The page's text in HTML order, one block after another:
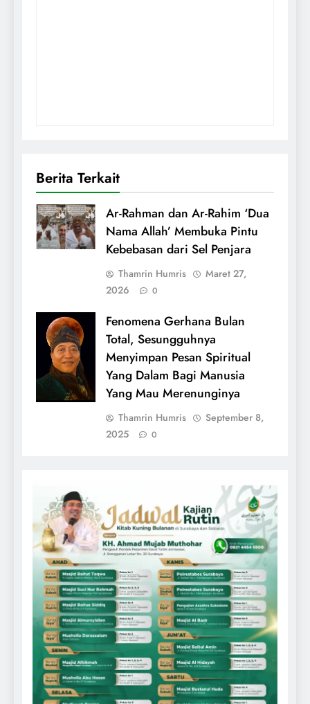
Berita Terkait
Ar-Rahman dan Ar-Rahim ‘Dua
Nama Allah’ Membuka Pintu
Kebebasan dari Sel Penjara
Thamrin Humris
Maret 27,
2026
0
Fenomena Gerhana Bulan
Total, Sesungguhnya
Menyimpan Pesan Spiritual
Yang Dalam Bagi Manusia
Yang Mau Merenunginya
Thamrin Humris
September 8,
2025
0